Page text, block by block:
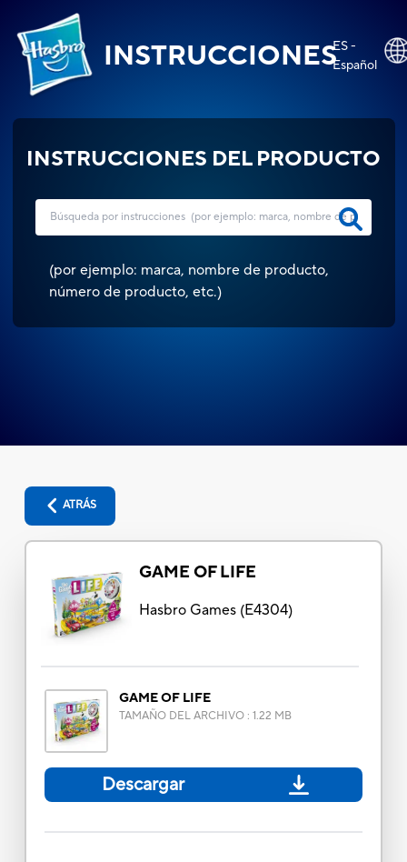
INSTRUCCIONESES -
Español
INSTRUCCIONES DEL PRODUCTO
(por ejemplo: marca, nombre de producto,
número de producto, etc.)
ATRÁS
GAME OF LIFE
Hasbro Games(E4304)
GAME OF LIFE
TAMAÑO DEL ARCHIVO: 1.22 MB
Descargar